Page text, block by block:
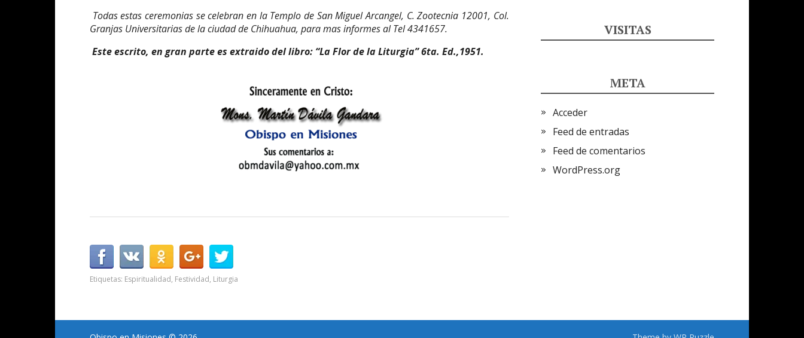
Todas estas ceremonias se celebran en la Templo de San Miguel Arcangel, C. Zootecnia 12001, Col.
Granjas Universitarias de la ciudad de Chihuahua, para mas informes al Tel 4341657.
Este escrito, en gran parte es extraido del libro: “La Flor de la Liturgia” 6ta. Ed.,1951.
Etiquetas: Espiritualidad, Festividad, Liturgia
VISITAS
META
Acceder
Feed de entradas
Feed de comentarios
WordPress.org